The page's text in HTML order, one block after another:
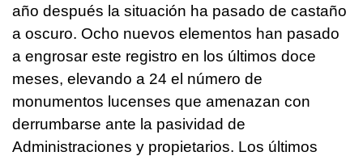
año después la situación ha pasado de castaño
a oscuro. Ocho nuevos elementos han pasado
a engrosar este registro en los últimos doce
meses, elevando a 24 el número de
monumentos lucenses que amenazan con
derrumbarse ante la pasividad de
Administraciones y propietarios. Los últimos